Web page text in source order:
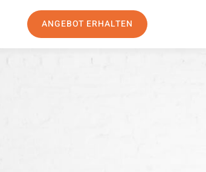
ANGEBOT ERHALTEN